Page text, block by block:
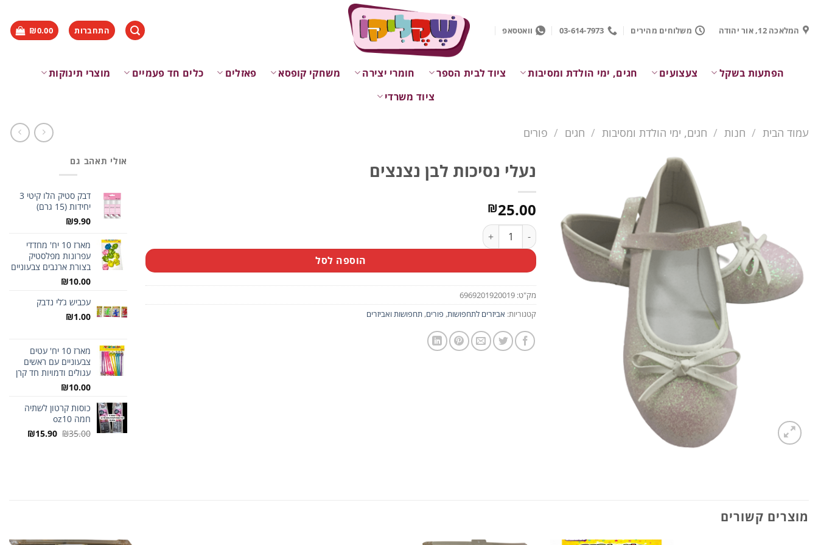
contentהמלאכה 12, אור יהודה משלוחים מהירים 03-614-7973 וואטסאפ התחברות ₪0.00
הפתעות בשקל צעצועים חגים, ימי הולדת ומסיבות ציוד לבית הספר חומרי יצירה משחקי קופסא פאזלים כלים חד פעמיים
מוצרי תינוקות
ציוד משרדי
עמוד הבית / חנות / חגים, ימי הולדת ומסיבות / חגים / פורים
נעלי נסיכות לבן נצנצים
₪25.00
כמות של נעלי נסיכות לבן נצנצים
הוספה לסל
מק"ט: 6969201920019
קטגוריות: אביזרים לתחפושות, פורים, תחפושות ואביזרים
אולי תאהב גם
דבק סטיק הלו קיטי 3
יחידות (15 גרם)
₪9.90
מארז 10 יח' מחדדי
עפרונות מפלסטיק
בצורת ארנבים צבעוניים
₪10.00
עכביש ג’לי נדבק
₪1.00
מארז 10 יח' עטים
צבעוניים עם ראשים
עגולים ודמויות חד קרן
₪10.00
כוסות קרטון לשתיה
חמה oz10
₪35.00
המחיר₪15.90
מוצרים קשורים